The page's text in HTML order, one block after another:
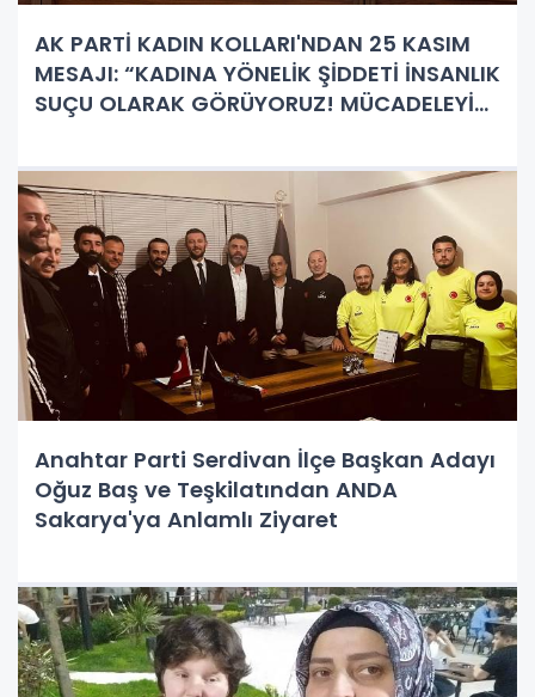
AK PARTİ KADIN KOLLARI'NDAN 25 KASIM
MESAJI: “KADINA YÖNELİK ŞİDDETİ İNSANLIK
SUÇU OLARAK GÖRÜYORUZ! MÜCADELEYİ
Anahtar Parti Serdivan İlçe Başkan Adayı
Oğuz Baş ve Teşkilatından ANDA
Sakarya'ya Anlamlı Ziyaret